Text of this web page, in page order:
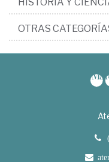
OTRAS